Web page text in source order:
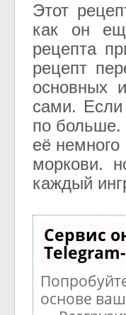
Этот
как он
рецепта
рецепт
основных
сами.
по больше.
её
моркови.
каждый
Сервис
основе